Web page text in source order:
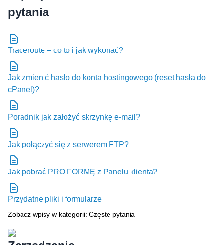
Traceroute – co to i jak wykonać?
Jak zmienić hasło do konta hostingowego (reset hasła do
cPanel)?
Poradnik jak założyć skrzynkę e-mail?
Jak połączyć się z serwerem FTP?
Jak pobrać PRO FORMĘ z Panelu klienta?
Przydatne pliki i formularze
Zobacz wpisy w kategorii: Częste pytania